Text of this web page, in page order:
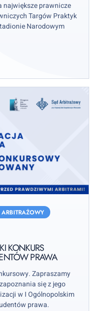
największe prawnicze
Targów Praktyk
Narodowym
ARBITRAŻOWY
KONKURS
PRAWA
Zapraszamy
się z jego
w I Ogólnopolskim
prawa.